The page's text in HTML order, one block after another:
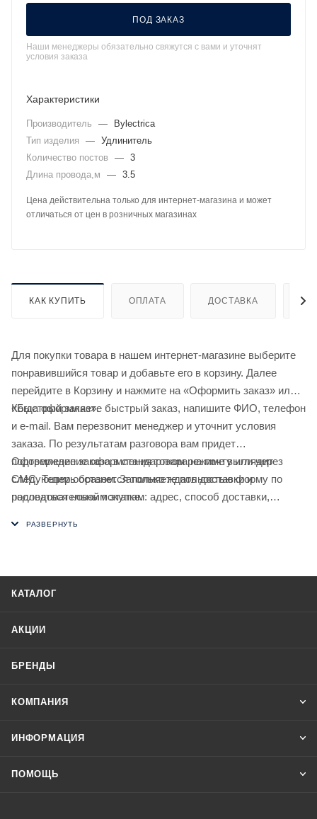
ПОД ЗАКАЗ
Наши менеджеры обязательно свяжутся с вами и уточнят
условия заказа
Характеристики
Производитель —
Bylectrica
Тип изделия
— Удлинитель
Количество постов
— 3
Длина провода,м
— 3.5
Цена действительна только для интернет-магазина и может
отличаться от цен в розничных магазинах
КАК КУПИТЬ ОПЛАТА ДОСТАВКА
Для покупки товара в нашем интернет-магазине выберите
понравившийся товар и добавьте его в корзину. Далее
перейдите в Корзину и нажмите на «Оформить заказ» или
«Быстрый заказ».
Когда оформляете быстрый заказ, напишите ФИО, телефон
и e-mail. Вам перезвонит менеджер и уточнит условия
заказа. По результатам разговора вам придет
подтверждение оформления товара на почту или через
СМС. Теперь останется только ждать доставки и
радоваться новой покупке.
Оформление заказа в стандартном режиме выглядит
следующим образом. Заполняете полностью форму по
последовательным этапам: адрес, способ доставки,
КАТАЛОГ
АКЦИИ
БРЕНДЫ
КОМПАНИЯ
ИНФОРМАЦИЯ
ПОМОЩЬ